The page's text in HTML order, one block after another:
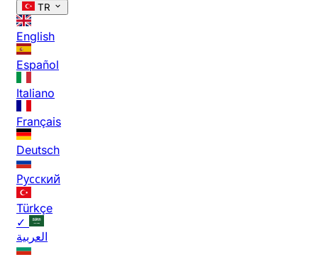
TR
English
Español
Italiano
Français
Deutsch
Русский
Türkçe
✓
العربية